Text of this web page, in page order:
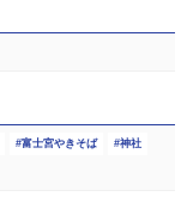
富士宮やきそば 神社